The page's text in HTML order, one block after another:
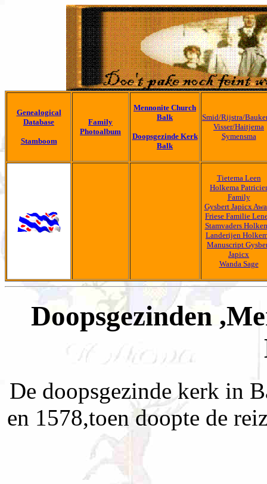
Genealogical
Database
Stamboom
Family
Photoalbum
Mennonite Church
Balk
Doopsgezinde Kerk
Balk
Smid/Rijstra/
Visser/Haitjema
Symensma
Tietema Leen
Holkema Patricier
Family
Gysbert Japicx
Friese Familie
Stamvaders
Landerijen
Manuscript
Japicx
Wanda Sage
Doopsgezinden
De doopsgezinde kerk in
en 1578,toen doopte de